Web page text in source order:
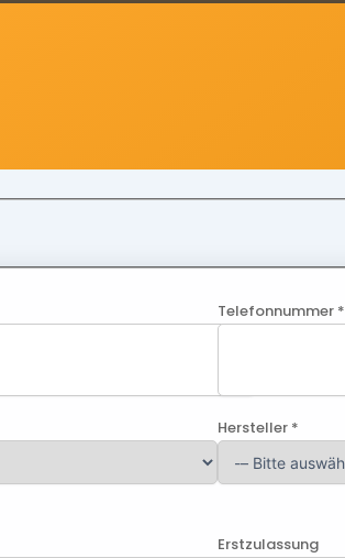
Telefonnummer *
Hersteller *
Erstzulassung